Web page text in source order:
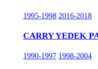
1995-1998 2016-2018
CARRY YEDEK
1990-1997 1998-2004